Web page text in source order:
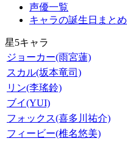
声優一覧
キャラの誕生日まとめ
星5キャラ
ジョーカー(雨宮蓮)
スカル(坂本竜司)
リン(李瑤鈴)
ブイ(YUI)
フォックス(喜多川祐介)
フィービー(椎名悠美)